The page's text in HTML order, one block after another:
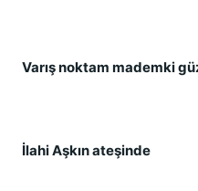
Varış noktam mademki
İlahi Aşkın ateşinde